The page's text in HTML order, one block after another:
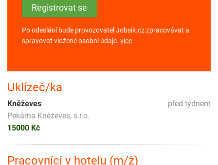
Po odeslání bude provozovatel Jobsik.cz zpracovávat a
spravovat vložené osobní údaje. více
Uklízeč/ka
před týdnem
Kněževes
Pekárna Kněževes, s.r.o.
15000 Kč
Pracovníci v hotelu (m/ž)